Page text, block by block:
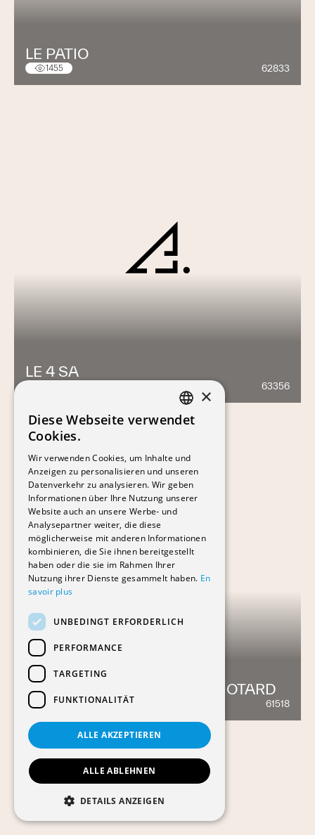
LE PATIO
1455 62833
LE 4 SA
63356
IMMEUBLE HBM MEYRIN-LIOTARD
1274 61518
FRENCH
×
Diese Webseite verwendet
Cookies.
Wir verwenden Cookies, um Inhalte und
Anzeigen zu personalisieren und unseren
Datenverkehr zu analysieren. Wir geben
Informationen über Ihre Nutzung unserer
Website auch an unsere Werbe- und
Analysepartner weiter, die diese
möglicherweise mit anderen Informationen
kombinieren, die Sie ihnen bereitgestellt
haben oder die sie im Rahmen Ihrer
Nutzung ihrer Dienste gesammelt haben. En
savoir plus
UNBEDINGT ERFORDERLICH
PERFORMANCE
TARGETING
FUNKTIONALITÄT
ALLE AKZEPTIEREN
ALLE ABLEHNEN
DETAILS ANZEIGEN